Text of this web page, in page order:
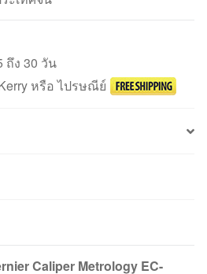
ถึง 30 วัน
หรือ ไปรษณีย์
Caliper Metrology EC-